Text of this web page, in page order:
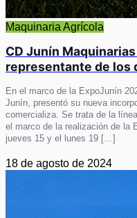
Maquinaria Agrícola
CD Junín
representante de los
En el marco de la ExpoJunín
Junín, presentó su nueva
comercializa. Se trata de la
el marco de la realización de la
jueves 15 y el lunes 19 […]
18 de agosto de 2024